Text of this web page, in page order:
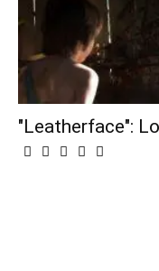
"Leatherface":